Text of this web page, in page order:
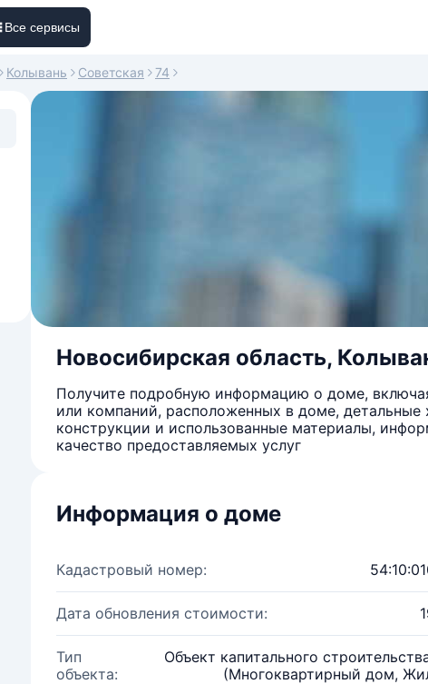
Все сервисы
Колывань Советская 74
Новосибирская область,
Получите подробную информацию о доме,
или компаний, расположенных в доме, детальные
конструкции и использованные материалы,
качество предоставляемых услуг
Информация о доме
Кадастровый номер:
Дата обновления стоимости:
Тип
объекта:
Объект капитального
(Многоквартирный дом,